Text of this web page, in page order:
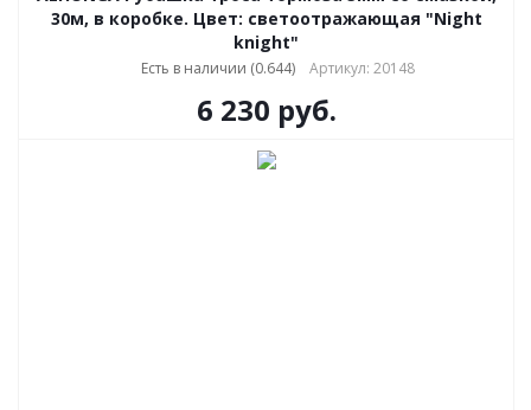
30м, в коробке. Цвет: светоотражающая "Night
knight"
Есть в наличии (0.644) Артикул: 20148
6 230 руб.